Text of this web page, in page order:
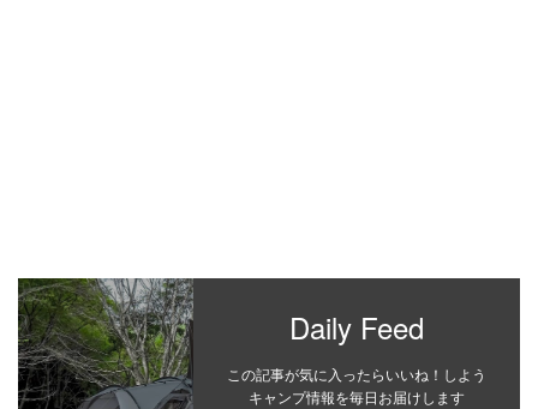
Daily Feed
この記事が気に入ったらいいね！しよう
キャンプ情報を毎日お届けします